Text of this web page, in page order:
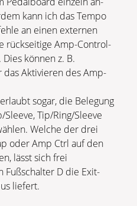
kann ich das Tempo
an einen externen
rückseitige Amp-Control-
können z. B.
das Aktivieren des Amp-
sogar, die Belegung
Tip/Ring/Sleeve
Welche der drei
oder Amp Ctrl auf den
lässt sich frei
Fußschalter D die Exit-
liefert.